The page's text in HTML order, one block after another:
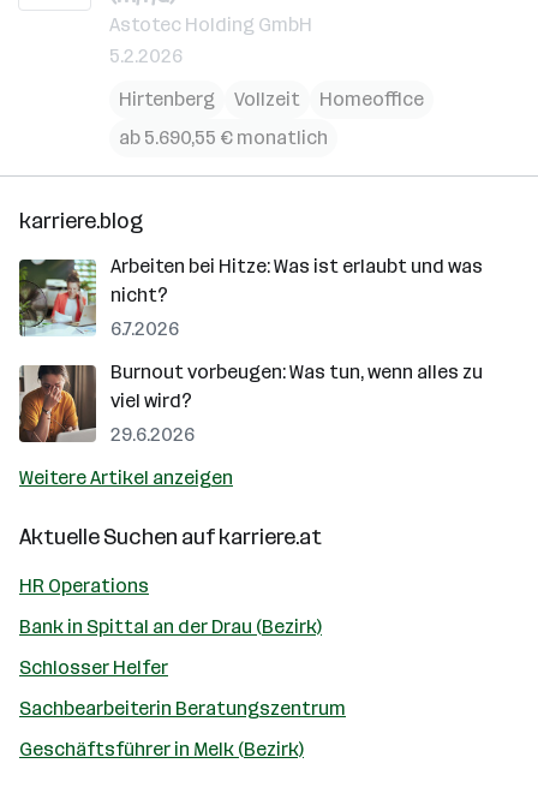
Astotec Holding GmbH
5.2.2026
Hirtenberg
Vollzeit
Homeoffice
ab 5.690,55 € monatlich
karriere.blog
Arbeiten bei Hitze: Was ist erlaubt und was
nicht?
6.7.2026
Burnout vorbeugen: Was tun, wenn alles zu
viel wird?
29.6.2026
Weitere Artikel anzeigen
Aktuelle Suchen aufkarriere.at
HR Operations
Bank in Spittal an der Drau (Bezirk)
Schlosser Helfer
Sachbearbeiterin Beratungszentrum
Geschäftsführer in Melk (Bezirk)